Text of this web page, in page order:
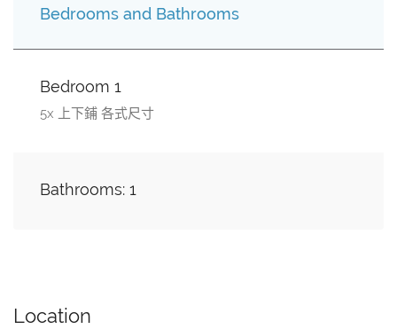
Bedrooms and Bathrooms
Bedroom 1
5x 上下鋪 各式尺寸
Bathrooms: 1
Location